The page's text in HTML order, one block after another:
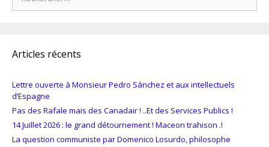
Articles récents
Lettre ouverte à Monsieur Pedro Sánchez et aux intellectuels
d’Espagne
Pas des Rafale mais des Canadair ! ..Et des Services Publics !
14 Juillet 2026 : le grand détournement ! Maceon trahison .!
La question communiste par Domenico Losurdo, philosophe